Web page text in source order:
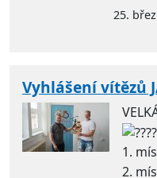
25.
Vyhlášení vítězů
1.
2.